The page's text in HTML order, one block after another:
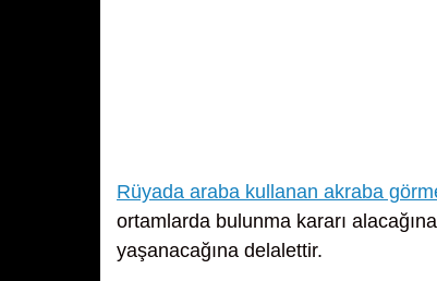
Rüyada araba kullanan akraba
ortamlarda bulunma kararı
yaşanacağına delalettir.